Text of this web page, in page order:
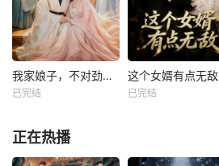
我家娘子，不对劲第四季
已完结
这个女婿有点无敌
已完结
正在热播